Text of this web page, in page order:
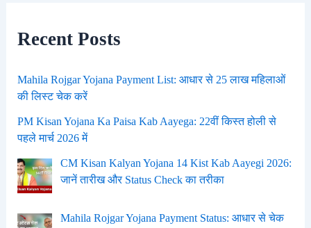
Recent Posts
Mahila Rojgar Yojana Payment List: आधार से 25 लाख महिलाओं
की लिस्ट चेक करें
PM Kisan Yojana Ka Paisa Kab Aayega: 22वीं किस्त होली से
पहले मार्च 2026 में
CM Kisan Kalyan Yojana 14 Kist Kab Aayegi 2026:
जानें तारीख और Status Check का तरीका
Mahila Rojgar Yojana Payment Status: आधार से चेक